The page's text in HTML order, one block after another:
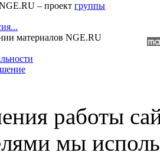
– проект группы
материалов NGE.RU
работы
мы